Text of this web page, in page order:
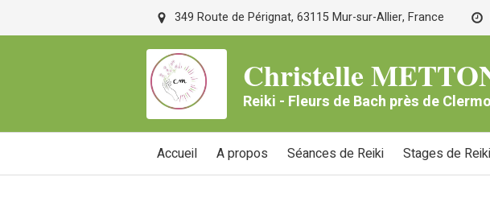
349 Route de Pérignat, 63115 Mur-sur-Allier, France
Christelle
Reiki - Fleurs de Bach près de
Accueil A propos Séances de Reiki Stages de Reiki